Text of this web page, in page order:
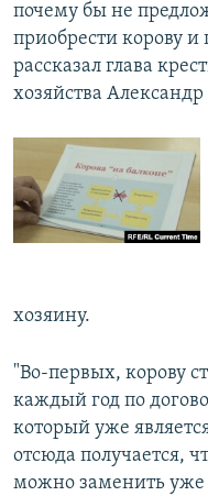
почему бы не
приобрести корову и
рассказал глава
хозяйства Александр
хозяину.
"Во-первых, корову
каждый год по
который уже
отсюда получается,
можно заменить уже